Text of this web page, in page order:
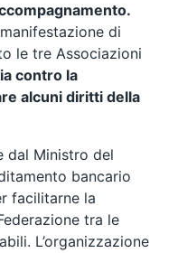
di
le tre Associazioni
contro la
alcuni diritti della
dal Ministro del
bancario
facilitarne la
tra le
L’organizzazione